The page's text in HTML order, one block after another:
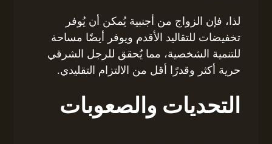
لذا، فإن الزواج من أجنبية يُمكن أن يُوفر
تخفيضات للتقاليد الأقدم ويوفر أيضًا مساحة
للتنمية الشخصية، مما يُحقق للرجل الشرقي
حرية أكثر وقدرًا أقل من الالتزام التقليدي.
التحديات والصعوبات